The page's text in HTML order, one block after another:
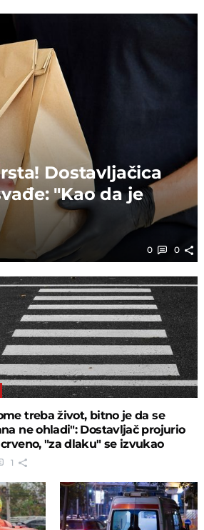
Dostavljačica
"Kao da je
0 0
treba život, bitno je da se
ne ohladi": Dostavljač projurio
"za dlaku" se izvukao
1